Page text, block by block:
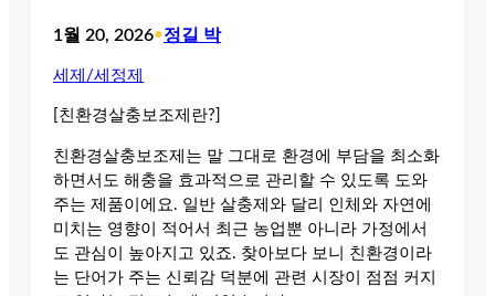
1월 20, 2026•정길 박
세제/세정제
[친환경살충보조제란?]
친환경살충보조제는 말 그대로 환경에 부담을 최소화
하면서도 해충을 효과적으로 관리할 수 있도록 도와
주는 제품이에요. 일반 살충제와 달리 인체와 자연에
미치는 영향이 적어서 최근 농업뿐 아니라 가정에서
도 관심이 높아지고 있죠. 찾아보다 보니 친환경이라
는 단어가 주는 신뢰감 덕분에 관련 시장이 점점 커지